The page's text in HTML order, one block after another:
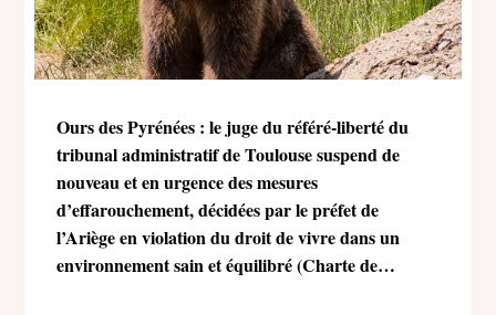
Ours des Pyrénées : le juge du référé-liberté du
tribunal administratif de Toulouse suspend de
nouveau et en urgence des mesures
d’effarouchement, décidées par le préfet de
l’Ariège en violation du droit de vivre dans un
environnement sain et équilibré (Charte de